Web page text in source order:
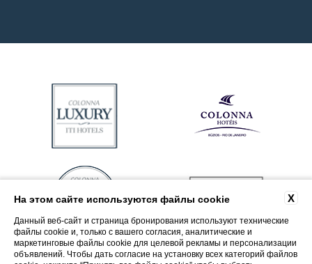
X
На этом сайте используются файлы cookie
Данный веб-сайт и страница бронирования используют технические
файлы cookie и, только с вашего согласия, аналитические и
маркетинговые файлы cookie для целевой рекламы и персонализации
объявлений. Чтобы дать согласие на установку всех категорий файлов